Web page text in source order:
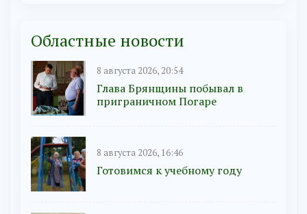
Областные новости
8 августа 2026, 20:54
Глава Брянщины побывал в
приграничном Погаре
8 августа 2026, 16:46
Готовимся к учебному году